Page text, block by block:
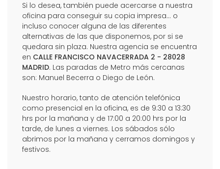
Si lo desea, también puede acercarse a nuestra
oficina para conseguir su copia impresa... o
incluso conocer alguna de las diferentes
alternativas de las que disponemos, por si se
quedara sin plaza. Nuestra agencia se encuentra
en CALLE FRANCISCO NAVACERRADA 2 - 28028
MADRID. Las paradas de Metro más cercanas
son: Manuel Becerra o Diego de León.
Nuestro horario, tanto de atención telefónica
como presencial en la oficina, es de 9:30 a 13:30
hrs por la mañana y de 17:00 a 20:00 hrs por la
tarde, de lunes a viernes. Los sábados sólo
abrimos por la mañana y cerramos domingos y
festivos.